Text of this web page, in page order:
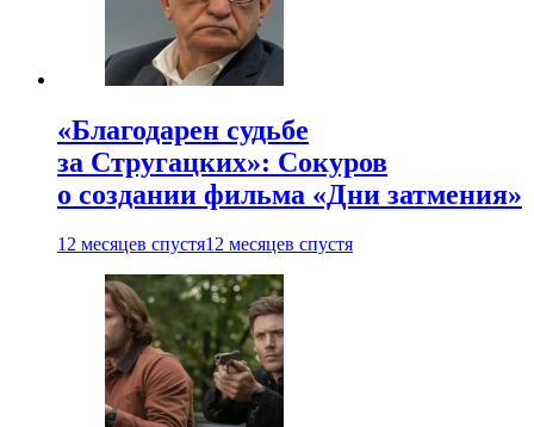
«Благодарен судьбе
за Стругацких»: Сокуров
о создании фильма «Дни затмения»
12 месяцев спустя12 месяцев спустя